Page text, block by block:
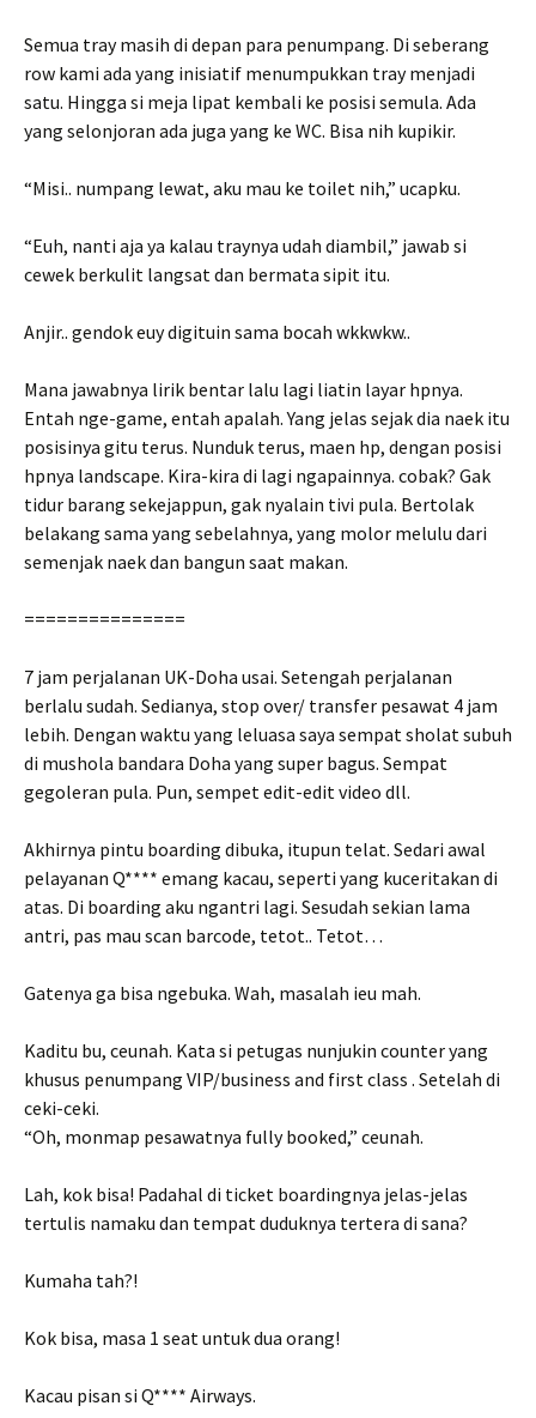
Semua tray masih di depan para penumpang. Di seberang
row kami ada yang inisiatif menumpukkan tray menjadi
satu. Hingga si meja lipat kembali ke posisi semula. Ada
yang selonjoran ada juga yang ke WC. Bisa nih kupikir.
“Misi.. numpang lewat, aku mau ke toilet nih,” ucapku.
“Euh, nanti aja ya kalau traynya udah diambil,” jawab si
cewek berkulit langsat dan bermata sipit itu.
Anjir.. gendok euy digituin sama bocah wkkwkw..
Mana jawabnya lirik bentar lalu lagi liatin layar hpnya.
Entah nge-game, entah apalah. Yang jelas sejak dia naek itu
posisinya gitu terus. Nunduk terus, maen hp, dengan posisi
hpnya landscape. Kira-kira di lagi ngapainnya. cobak? Gak
tidur barang sekejappun, gak nyalain tivi pula. Bertolak
belakang sama yang sebelahnya, yang molor melulu dari
semenjak naek dan bangun saat makan.
===============
7 jam perjalanan UK-Doha usai. Setengah perjalanan
berlalu sudah. Sedianya, stop over/ transfer pesawat 4 jam
lebih. Dengan waktu yang leluasa saya sempat sholat subuh
di mushola bandara Doha yang super bagus. Sempat
gegoleran pula. Pun, sempet edit-edit video dll.
Akhirnya pintu boarding dibuka, itupun telat. Sedari awal
pelayanan Q**** emang kacau, seperti yang kuceritakan di
atas. Di boarding aku ngantri lagi. Sesudah sekian lama
antri, pas mau scan barcode, tetot.. Tetot…
Gatenya ga bisa ngebuka. Wah, masalah ieu mah.
Kaditu bu, ceunah. Kata si petugas nunjukin counter yang
khusus penumpang VIP/business and first class . Setelah di
ceki-ceki.
“Oh, monmap pesawatnya fully booked,” ceunah.
Lah, kok bisa! Padahal di ticket boardingnya jelas-jelas
tertulis namaku dan tempat duduknya tertera di sana?
Kumaha tah?!
Kok bisa, masa 1 seat untuk dua orang!
Kacau pisan si Q**** Airways.